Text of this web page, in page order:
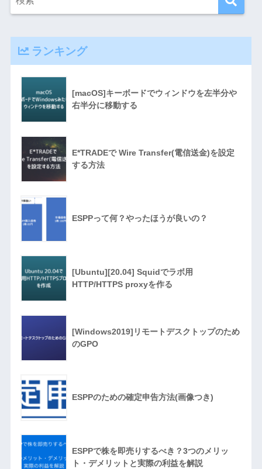
ランキング
[macOS]キーボードでウィンドウを左半分や
右半分に移動する
E*TRADEで Wire Transfer(電信送金)を設定
する方法
ESPPって何？やったほうが良いの？
[Ubuntu][20.04] Squidでラボ用
HTTP/HTTPS proxyを作る
[Windows2019]リモートデスクトップのため
のGPO
ESPPのための確定申告方法(画像つき)
ESPPで株を即売りするべき？3つのメリッ
ト・デメリットと実際の利益を解説